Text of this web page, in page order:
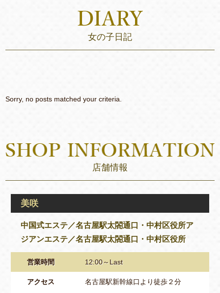
女の子日記
Sorry, no posts matched your criteria.
店舗情報
美咲
中国式エステ／名古屋駅太閤通口・中村区役所ア
ジアンエステ／名古屋駅太閤通口・中村区役所
営業時間 12:00～Last
アクセス 名古屋駅新幹線口より徒歩２分